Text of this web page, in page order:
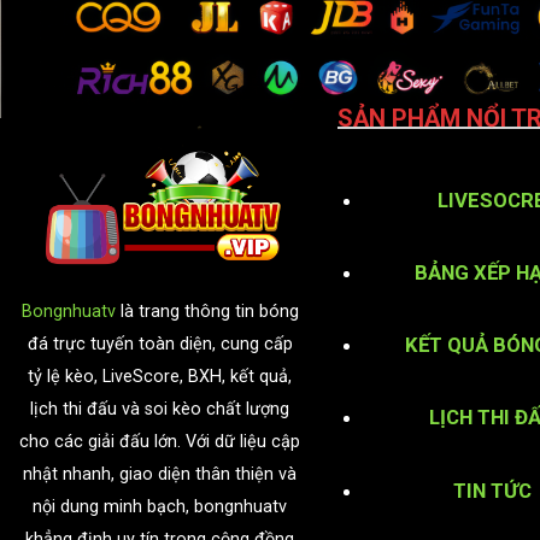
Bongnhuatvlà trang thông tin bóng
đá trực tuyến toàn diện, cung cấp
tỷ lệ kèo, LiveScore, BXH, kết quả,
lịch thi đấu và soi kèo chất lượng
cho các giải đấu lớn. Với dữ liệu cập
nhật nhanh, giao diện thân thiện và
nội dung minh bạch, bongnhuatv
SẢN PHẨM NỔI
BẢNG XẾP
KẾT QUẢ
LỊCH THI
TIN TỨC